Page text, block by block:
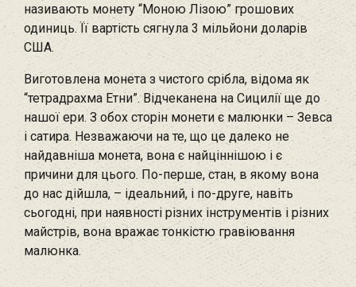
називають монету “Моною Лізою” грошових
одиниць. Її вартість сягнула 3 мільйони доларів
США.
Виготовлена монета з чистого срібла, відома як
“тетрадрахма Етни”. Відчеканена на Сицилії ще до
нашої ери. З обох сторін монети є малюнки – Зевса
і сатира. Незважаючи на те, що це далеко не
найдавніша монета, вона є найціннішою і є
причини для цього. По-перше, стан, в якому вона
до нас дійшла, – ідеальний, і по-друге, навіть
сьогодні, при наявності різних інструментів і різних
майстрів, вона вражає тонкістю гравіювання
малюнка.